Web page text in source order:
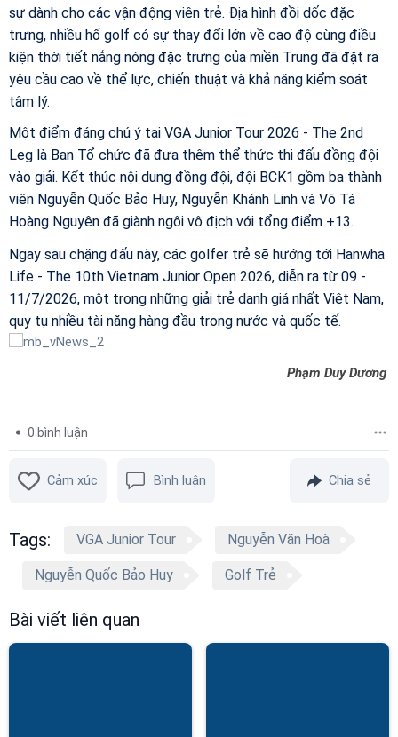
sự dành cho các vận động viên trẻ. Địa hình đồi dốc đặc
trưng, nhiều hố golf có sự thay đổi lớn về cao độ cùng điều
kiện thời tiết nắng nóng đặc trưng của miền Trung đã đặt ra
yêu cầu cao về thể lực, chiến thuật và khả năng kiểm soát
tâm lý.
Một điểm đáng chú ý tại VGA Junior Tour 2026 - The 2nd
Leg là Ban Tổ chức đã đưa thêm thể thức thi đấu đồng đội
vào giải. Kết thúc nội dung đồng đội, đội BCK1 gồm ba thành
viên Nguyễn Quốc Bảo Huy, Nguyễn Khánh Linh và Võ Tá
Hoàng Nguyên đã giành ngôi vô địch với tổng điểm +13.
Ngay sau chặng đấu này, các golfer trẻ sẽ hướng tới Hanwha
Life - The 10th Vietnam Junior Open 2026, diễn ra từ 09 -
11/7/2026, một trong những giải trẻ danh giá nhất Việt Nam,
quy tụ nhiều tài năng hàng đầu trong nước và quốc tế.
Phạm Duy Dương
0 bình luận
Cảm xúc Bình luận Chia sẻ
Tags: VGA Junior Tour Nguyễn Văn Hoà
Nguyễn Quốc Bảo Huy Golf Trẻ
Bài viết liên quan